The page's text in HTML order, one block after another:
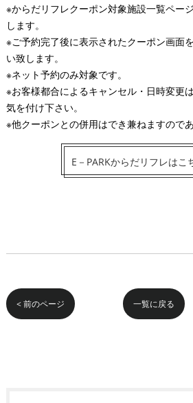
※からだリフレクーポン対象施設一覧ペー
します。
※ご予約完了後に表示されたクーポン画面
い致します。
※ネット予約のみ対象です。
※お客様都合によるキャンセル・日時変更
気を付け下さい。
※他クーポンとの併用はでき兼ねますので
E－PARKからだリフレはこ
< 前のページ 一覧に戻る